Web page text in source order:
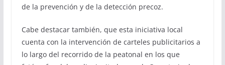
de la prevención y de la detección precoz.
Cabe destacar también, que esta iniciativa local
cuenta con la intervención de carteles publicitarios a
lo largo del recorrido de la peatonal en los que